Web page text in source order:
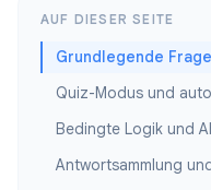
AUF DIESER SEITE
Grundlegende
Quiz-Modus und
Bedingte Logik und
Antwortsammlung